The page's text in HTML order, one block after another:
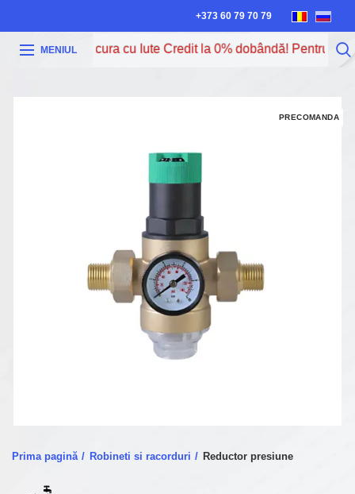
+373 60 79 70 79
MENIUL
Acum poți procura cu Iute Credit la 0% dobândă! Pentru mai
PRECOMANDA
Prima pagină Robineti si racorduri Reductor presiune